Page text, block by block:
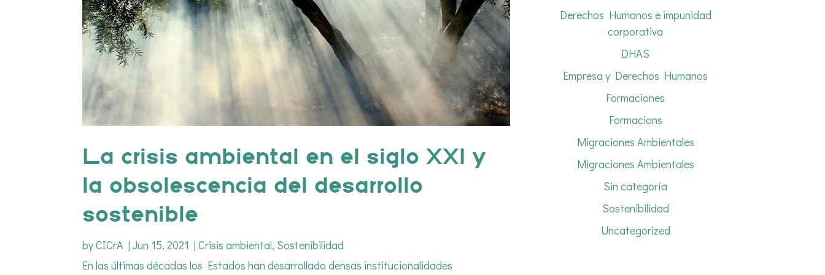
La crisis ambiental en el siglo XXI y
la obsolescencia del desarrollo
sostenible
byCICrA |Jun 15, 2021 |Crisis ambiental, Sostenibilidad
En las últimas décadas los Estados han desarrollado densas institucionalidades
Derechos Humanos e impunidad
corporativa
DHAS
Empresa y Derechos Humanos
Formaciones
Formacions
Migraciones Ambientales
Migraciones Ambientales
Sin categoría
Sostenibilidad
Uncategorized